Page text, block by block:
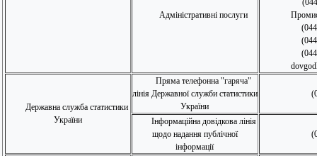
Адміністративні послуги
Державна служба статистики
України
Пряма телефонна "гаряча"
лінія Державної служби статистики
України
Інформаційна довідкова лінія
щодо надання публічної
інформації